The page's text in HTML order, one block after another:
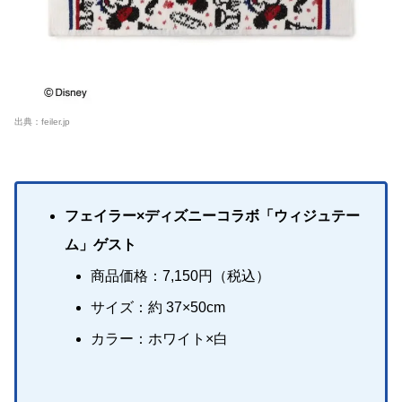
出典： feiler.jp
フェイラー×ディズニーコラボ「ウィジュテー
ム」ゲスト
商品価格：7,150円（税込）
サイズ：約 37×50cm
カラー：ホワイト×白